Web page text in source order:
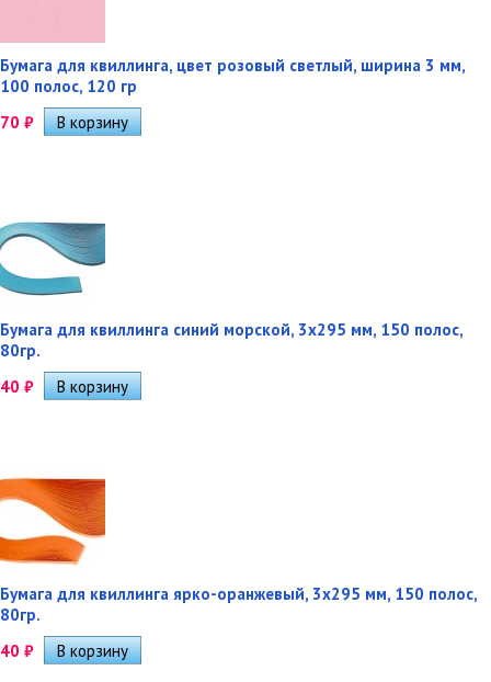
Бумага для квиллинга, цвет розовый светлый, ширина 3 мм,
100 полос, 120 гр
70 ₽
Бумага для квиллинга синий морской, 3х295 мм, 150 полос,
80гр.
40 ₽
Бумага для квиллинга ярко-оранжевый, 3х295 мм, 150 полос,
80гр.
40 ₽